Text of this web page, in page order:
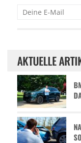
AKTUELLE